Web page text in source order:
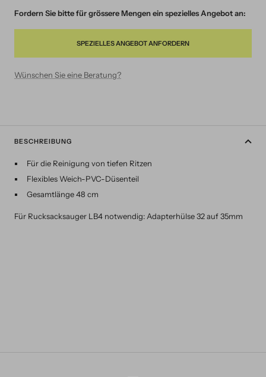
Fordern Sie bitte für grössere Mengen ein spezielles Angebot an:
SPEZIELLES ANGEBOT ANFORDERN
Wünschen Sie eine Beratung?
BESCHREIBUNG
Für die Reinigung von tiefen Ritzen
Flexibles Weich-PVC-Düsenteil
Gesamtlänge 48 cm
Für Rucksacksauger LB4 notwendig: Adapterhülse 32 auf 35mm